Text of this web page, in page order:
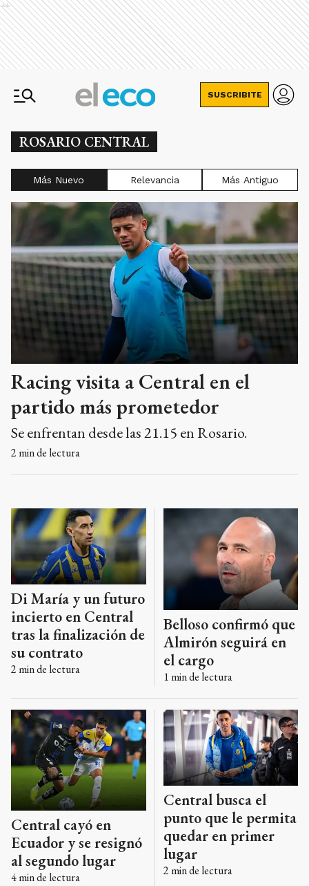
Ads
SUSCRIBITE
ROSARIO CENTRAL
Más Nuevo Relevancia Más Antiguo
Racing visita a Central en el
partido más prometedor
Se enfrentan desde las 21.15 en Rosario.
2 min de lectura
Di María y un futuro
incierto en Central
tras la finalización de
su contrato
2 min de lectura
Belloso confirmó que
Almirón seguirá en
el cargo
1 min de lectura
Central cayó en
Ecuador y se resignó
al segundo lugar
4min de lectura
Central busca el
punto que le permita
quedar en primer
lugar
2 min de lectura